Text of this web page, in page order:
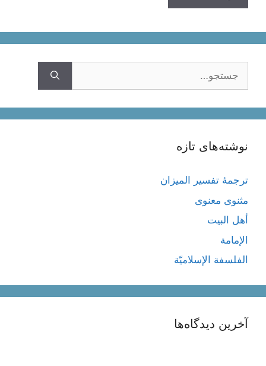
نوشته‌های تازه
ترجمۀ تفسیر المیزان
مثنوی معنوی
أهل البيت
الإمامة
الفلسفة الإسلاميّة
آخرین دیدگاه‌ها